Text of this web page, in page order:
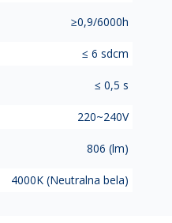
≥0,9/6000h
≤ 6 sdcm
≤ 0,5 s
220~240V
806 (lm)
4000K (Neutralna bela)